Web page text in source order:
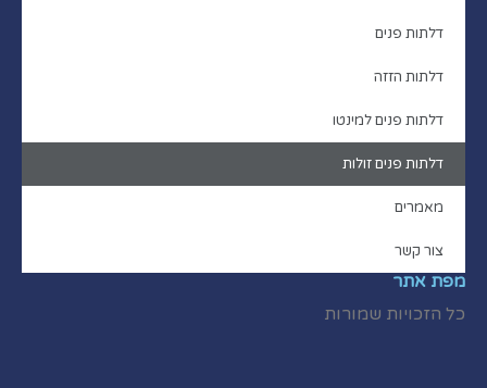
דלתות פנים
דלתות הזזה
דלתות פנים למינטו
דלתות פנים זולות
מאמרים
צור קשר
מפת אתר
כל הזכויות שמורות